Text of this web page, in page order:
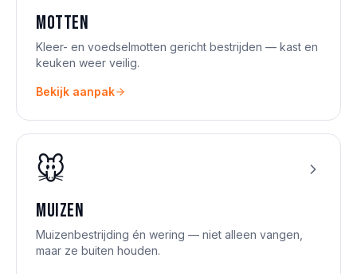
Motten
Kleer- en voedselmotten gericht bestrijden — kast en
keuken weer veilig.
Bekijk aanpak
🐭
Muizen
Muizenbestrijding én wering — niet alleen vangen,
maar ze buiten houden.